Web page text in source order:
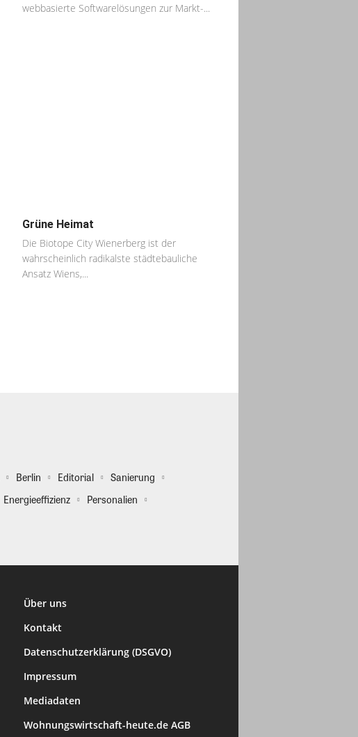
webbasierte Softwarelösungen zur Markt-...
Grüne Heimat
Die Biotope City Wienerberg ist der
wahrscheinlich radikalste städtebauliche
Ansatz Wiens,...
Berlin Editorial
Sanierung
Energieeffizienz
Personalien
Über uns
Kontakt
Datenschutzerklärung (DSGVO)
Impressum
Mediadaten
Wohnungswirtschaft-heute.de AGB